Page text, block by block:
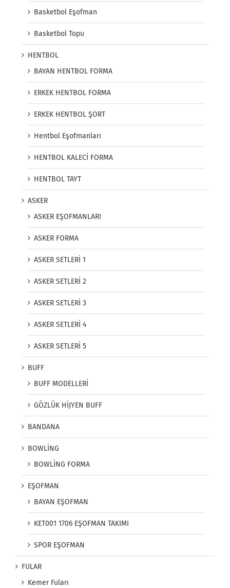
Basketbol Eşofman
Basketbol Topu
HENTBOL
BAYAN HENTBOL FORMA
ERKEK HENTBOL FORMA
ERKEK HENTBOL ŞORT
Hentbol Eşofmanları
HENTBOL KALECİ FORMA
HENTBOL TAYT
ASKER
ASKER EŞOFMANLARI
ASKER FORMA
ASKER SETLERİ 1
ASKER SETLERİ 2
ASKER SETLERİ 3
ASKER SETLERİ 4
ASKER SETLERİ 5
BUFF
BUFF MODELLERİ
GÖZLÜK HİJYEN BUFF
BANDANA
BOWLİNG
BOWLİNG FORMA
EŞOFMAN
BAYAN EŞOFMAN
KET001 1706 EŞOFMAN TAKIMI
SPOR EŞOFMAN
FULAR
Kemer Fuları